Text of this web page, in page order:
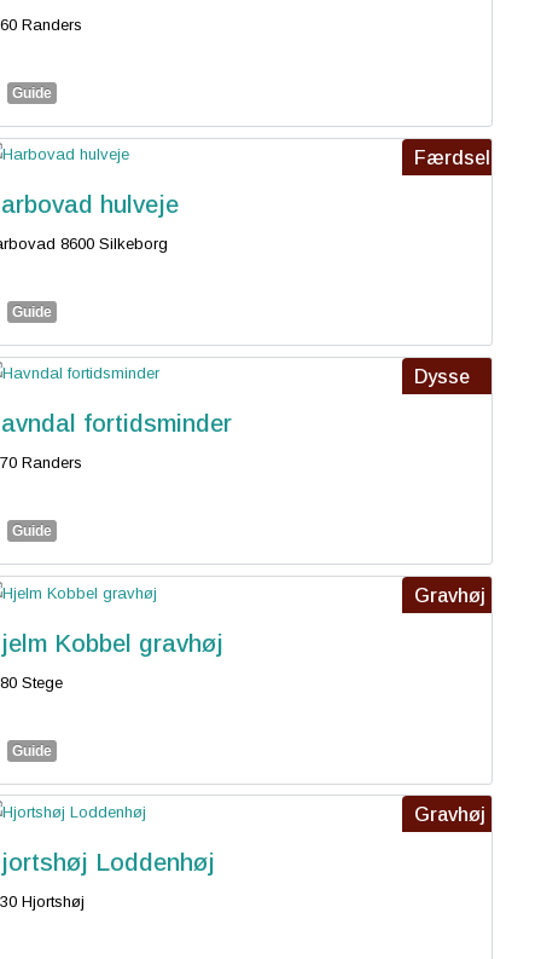
Randers
Guide
Færdsel
hulveje
8600 Silkeborg
Guide
Dysse
fortidsminder
Randers
Guide
Gravhøj
Kobbel gravhøj
Stege
Guide
Gravhøj
Loddenhøj
Hjortshøj